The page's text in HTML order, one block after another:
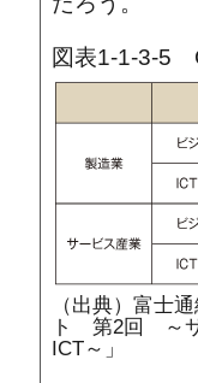
図表1-1-3-5
（出典）富士
ト 第2回 ～サ
ICT～」